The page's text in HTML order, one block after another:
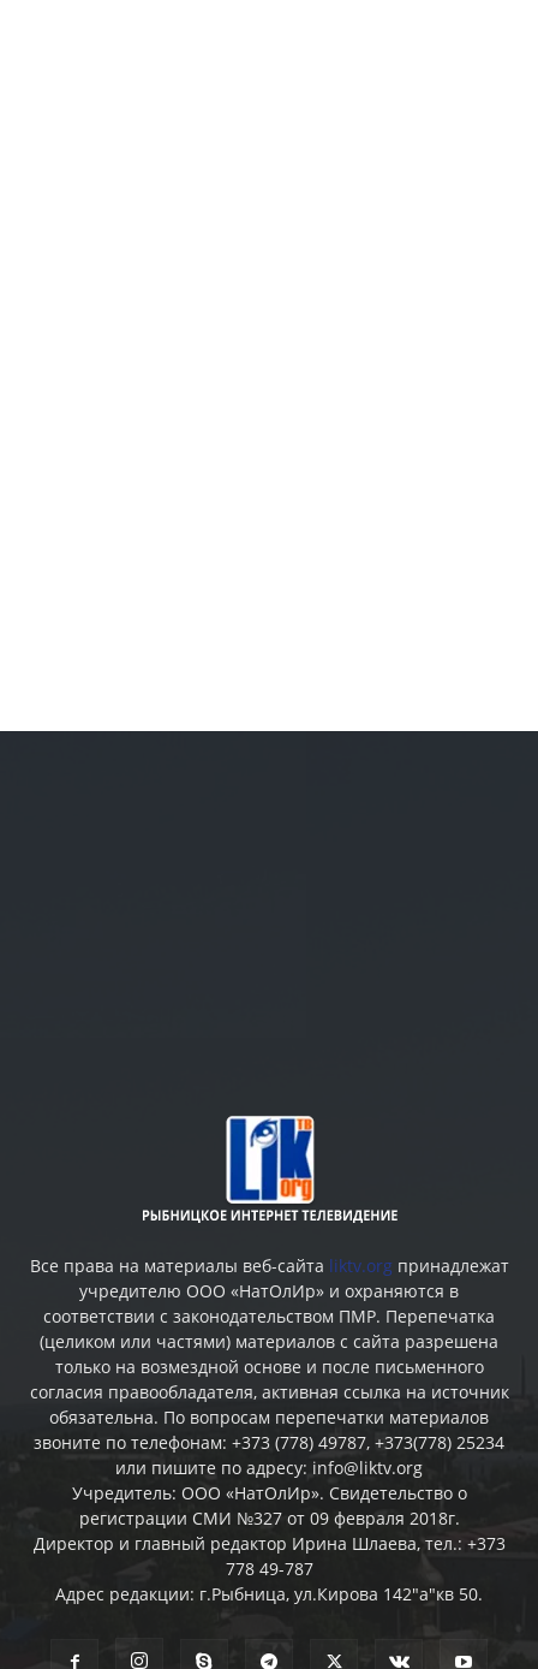
Все права на материалы веб-сайта liktv.org принадлежат
учредителю ООО «НатОлИр» и охраняются в
соответствии с законодательством ПМР. Перепечатка
(целиком или частями) материалов c сайта разрешена
только на возмездной основе и после письменного
согласия правообладателя, активная ссылка на источник
обязательна. По вопросам перепечатки материалов
звоните по телефонам: +373 (778) 49787, +373(778) 25234
или пишите по адресу: info@liktv.org
Учредитель: ООО «НатОлИр». Свидетельство о
регистрации СМИ №327 от 09 февраля 2018г.
Директор и главный редактор Ирина Шлаева, тел.: +373
778 49-787
Адрес редакции: г.Рыбница, ул.Кирова 142"а"кв 50.